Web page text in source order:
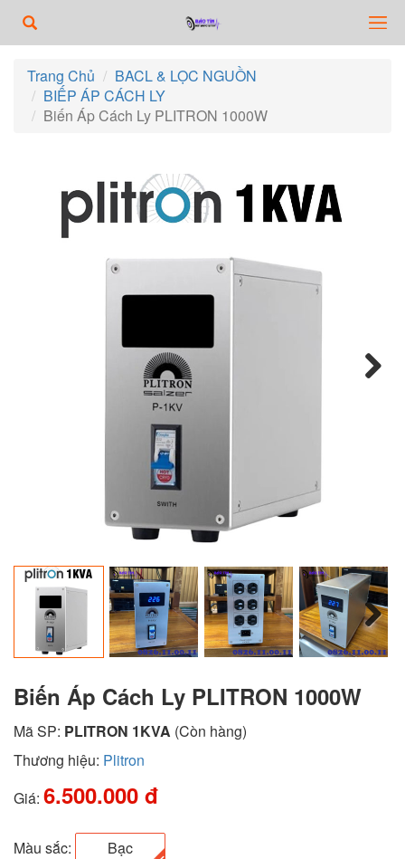
Trang Chủ
BACL & LỌC NGUỒN
BIẾP ÁP CÁCH LY
Biến Áp Cách Ly PLITRON 1000W
Next
Biến Áp Cách Ly PLITRON 1000W
Mã SP: PLITRON 1KVA (Còn hàng)
Thương hiệu: Plitron
Giá: 6.500.000 đ
Màu sắc: Bạc